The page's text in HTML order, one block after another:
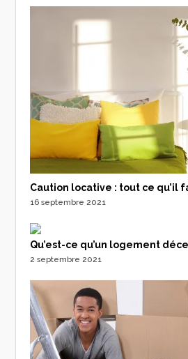
Caution locative : tout ce qu’il
16 septembre 2021
Qu’est-ce qu’un logement
2 septembre 2021